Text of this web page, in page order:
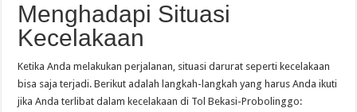
Menghadapi Situasi
Kecelakaan
Ketika Anda melakukan perjalanan, situasi darurat seperti kecelakaan
bisa saja terjadi. Berikut adalah langkah-langkah yang harus Anda ikuti
jika Anda terlibat dalam kecelakaan di Tol Bekasi-Probolinggo: